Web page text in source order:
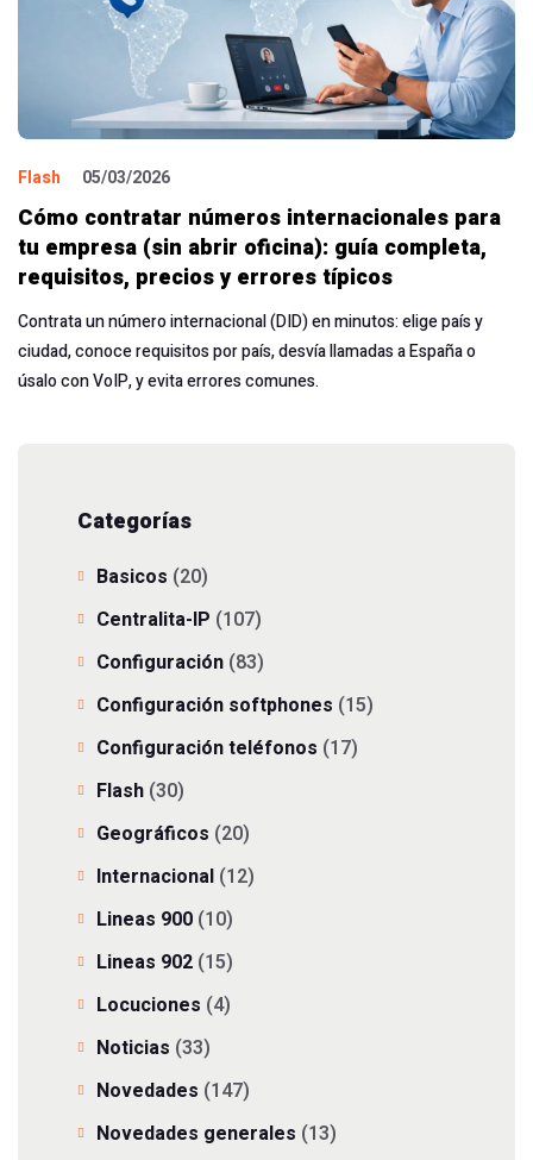
Flash 05/03/2026
Cómo contratar números internacionales para
tu empresa (sin abrir oficina): guía completa,
requisitos, precios y errores típicos
Contrata un número internacional (DID) en minutos: elige país y
ciudad, conoce requisitos por país, desvía llamadas a España o
úsalo con VoIP, y evita errores comunes.
Categorías
Basicos (20)
Centralita-IP (107)
Configuración (83)
Configuración softphones (15)
Configuración teléfonos (17)
Flash (30)
Geográficos (20)
Internacional (12)
Lineas 900 (10)
Lineas 902 (15)
Locuciones (4)
Noticias (33)
Novedades (147)
Novedades generales (13)